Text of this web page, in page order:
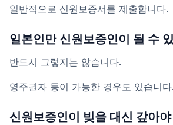
일반적으로 신원보증서를 제출합니다.
일본인만 신원보증인이 될 수
반드시 그렇지는 않습니다.
영주권자 등이 가능한 경우도 있습니다.
신원보증인이 빚을 대신 갚아